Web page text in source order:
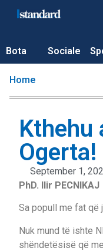
Bota Sociale
Home
Kthehu
Ogerta!
September 1,
PhD. Ilir PECNIKAJ
Sa popull me fat që
Nuk mund të ishte
shëndetësisë që